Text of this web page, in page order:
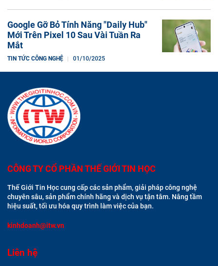
Google Gỡ Bỏ Tính Năng "Daily Hub"
Mới Trên Pixel 10 Sau Vài Tuần Ra
Mắt
TIN TỨC CÔNG NGHỆ 01/10/2025
CÔNG TY CỔ PHẦN THẾ GIỚI TIN HỌC
Thế Giới Tin Học cung cấp các sản phẩm, giải pháp công nghệ
chuyên sâu, sản phẩm chính hãng và dịch vụ tận tâm. Nâng tầm
hiệu suất, tối ưu hóa quy trình làm việc của bạn.
kinhdoanh@itw.vn
Liên hệ